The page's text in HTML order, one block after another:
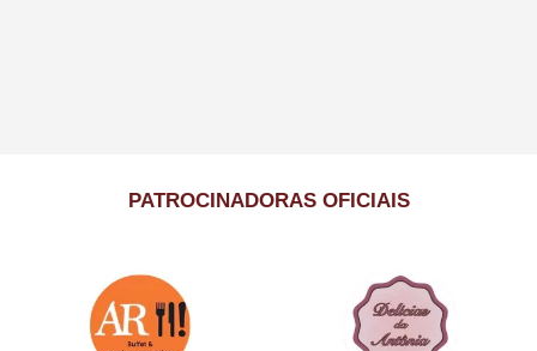
PATROCINADORAS OFICIAIS